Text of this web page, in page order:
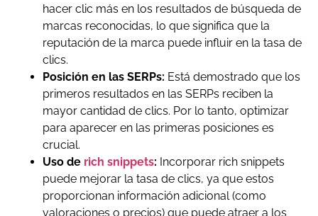
hacer clic más en los resultados de búsqueda de
marcas reconocidas, lo que significa que la
reputación de la marca puede influir en la tasa de
clics.
Posición en las SERPs: Está demostrado que los
primeros resultados en las SERPs reciben la
mayor cantidad de clics. Por lo tanto, optimizar
para aparecer en las primeras posiciones es
crucial.
Uso de rich snippets: Incorporar rich snippets
puede mejorar la tasa de clics, ya que estos
proporcionan información adicional (como
valoraciones o precios) que puede atraer a los